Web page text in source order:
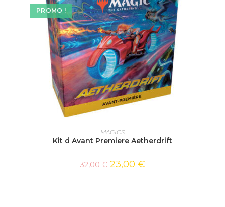
PROMO !
AJOUTER AU PANIER
MAGICS
Kit d Avant Premiere Aetherdrift
32,00€ 23,00 €